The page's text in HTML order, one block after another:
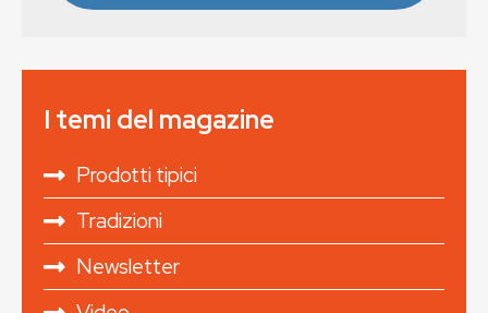
I temi del magazine
Prodotti tipici
Tradizioni
Newsletter